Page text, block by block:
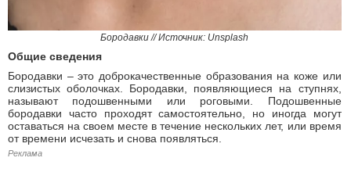
Бородавки // Источник: Unsplash
Общие сведения
Бородавки – это доброкачественные образования на коже или
слизистых оболочках. Бородавки, появляющиеся на ступнях,
называют подошвенными или роговыми. Подошвенные
бородавки часто проходят самостоятельно, но иногда могут
оставаться на своем месте в течение нескольких лет, или время
от времени исчезать и снова появляться.
Реклама